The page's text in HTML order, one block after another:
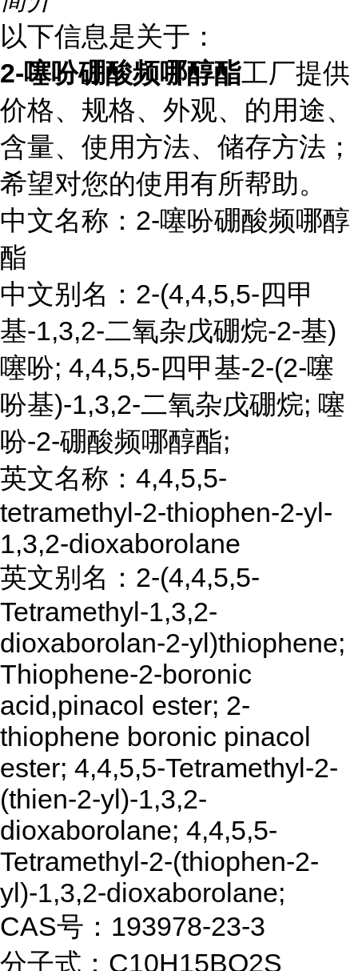
以下信息是关于：
2-噻吩硼酸频哪醇酯工厂提供
价格、规格、外观、的用途、
含量、使用方法、储存方法；
希望对您的使用有所帮助。
中文名称：2-噻吩硼酸频哪醇
酯
中文别名：2-(4,4,5,5-四甲
基-1,3,2-二氧杂戊硼烷-2-基)
噻吩; 4,4,5,5-四甲基-2-(2-噻
吩基)-1,3,2-二氧杂戊硼烷; 噻
吩-2-硼酸频哪醇酯;
英文名称：4,4,5,5-
tetramethyl-2-thiophen-2-yl-
1,3,2-dioxaborolane
英文别名：2-(4,4,5,5-
Tetramethyl-1,3,2-
dioxaborolan-2-yl)thiophene;
Thiophene-2-boronic
acid,pinacol ester; 2-
thiophene boronic pinacol
ester; 4,4,5,5-Tetramethyl-2-
(thien-2-yl)-1,3,2-
dioxaborolane; 4,4,5,5-
Tetramethyl-2-(thiophen-2-
yl)-1,3,2-dioxaborolane;
CAS号：193978-23-3
分子式：C10H15BO2S